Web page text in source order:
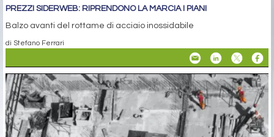
PREZZI SIDERWEB: RIPRENDONO LA MARCIA I PIANI
Balzo avanti del rottame di acciaio inossidabile
di Stefano Ferrari